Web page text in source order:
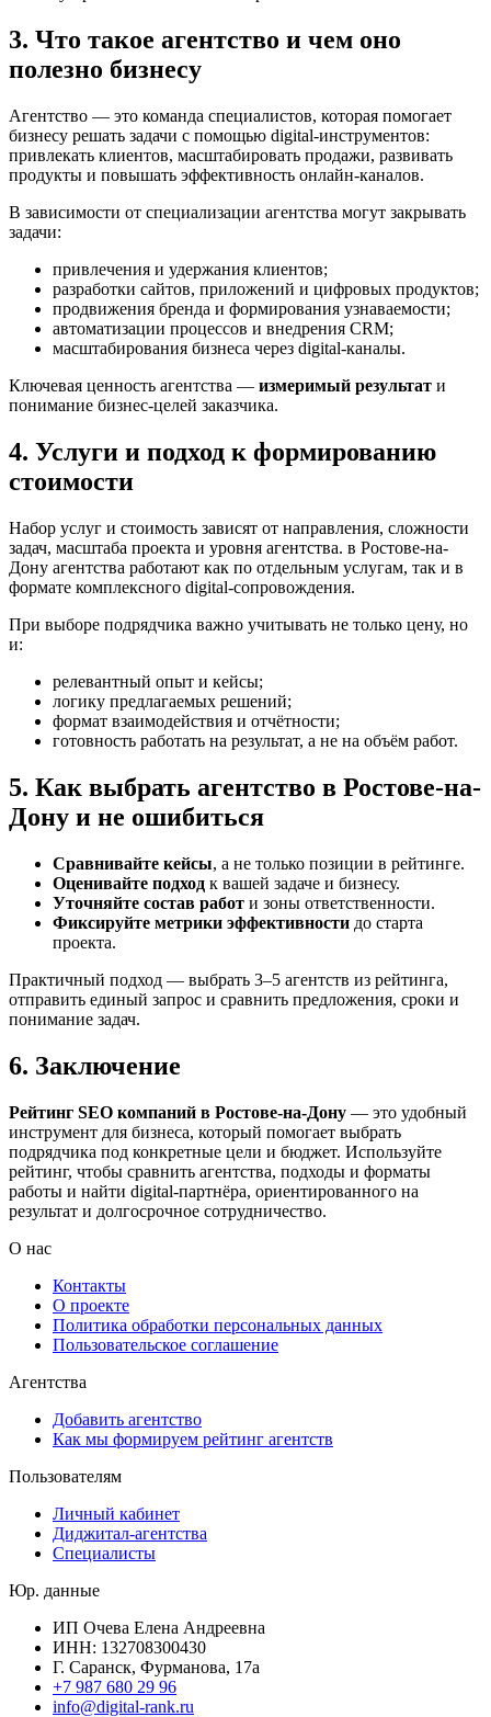
3. Что такое агентство и чем оно
полезно бизнесу
Агентство — это команда специалистов, которая помогает
бизнесу решать задачи с помощью digital-инструментов:
привлекать клиентов, масштабировать продажи, развивать
продукты и повышать эффективность онлайн-каналов.
В зависимости от специализации агентства могут закрывать
задачи:
привлечения и удержания клиентов;
разработки сайтов, приложений и цифровых продуктов;
продвижения бренда и формирования узнаваемости;
автоматизации процессов и внедрения CRM;
масштабирования бизнеса через digital-каналы.
Ключевая ценность агентства — измеримый результат и
понимание бизнес-целей заказчика.
4. Услуги и подход к формированию
стоимости
Набор услуг и стоимость зависят от направления, сложности
задач, масштаба проекта и уровня агентства. в Ростове-на-
Дону агентства работают как по отдельным услугам, так и в
формате комплексного digital-сопровождения.
При выборе подрядчика важно учитывать не только цену, но
и:
релевантный опыт и кейсы;
логику предлагаемых решений;
формат взаимодействия и отчётности;
готовность работать на результат, а не на объём работ.
5. Как выбрать агентство в Ростове-на-
Дону и не ошибиться
Сравнивайте кейсы, а не только позиции в рейтинге.
Оценивайте подход к вашей задаче и бизнесу.
Уточняйте состав работ и зоны ответственности.
Фиксируйте метрики эффективности до старта
проекта.
Практичный подход — выбрать 3–5 агентств из рейтинга,
отправить единый запрос и сравнить предложения, сроки и
понимание задач.
6. Заключение
Рейтинг SEO компаний в Ростове-на-Дону — это удобный
инструмент для бизнеса, который помогает выбрать
подрядчика под конкретные цели и бюджет. Используйте
рейтинг, чтобы сравнить агентства, подходы и форматы
работы и найти digital-партнёра, ориентированного на
результат и долгосрочное сотрудничество.
О нас
Контакты
О проекте
Политика обработки персональных данных
Пользовательское соглашение
Агентства
Добавить агентство
Как мы формируем рейтинг агентств
Пользователям
Личный кабинет
Диджитал-агентства
Специалисты
Юр. данные
ИП Очева Елена Андреевна
ИНН: 132708300430
Г. Саранск, Фурманова, 17а
+7 987 680 29 96
info@digital-rank.ru